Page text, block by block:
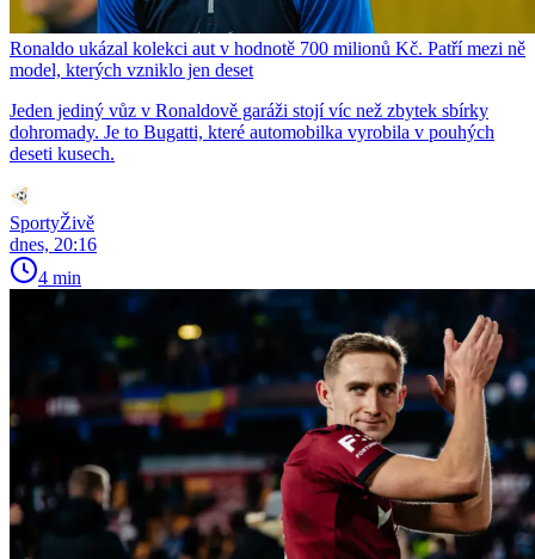
Ronaldo ukázal kolekci aut v hodnotě 700 milionů Kč. Patří mezi ně
model, kterých vzniklo jen deset
Jeden jediný vůz v Ronaldově garáži stojí víc než zbytek sbírky
dohromady. Je to Bugatti, které automobilka vyrobila v pouhých
deseti kusech.
SportyŽivě
dnes, 20:16
4 min